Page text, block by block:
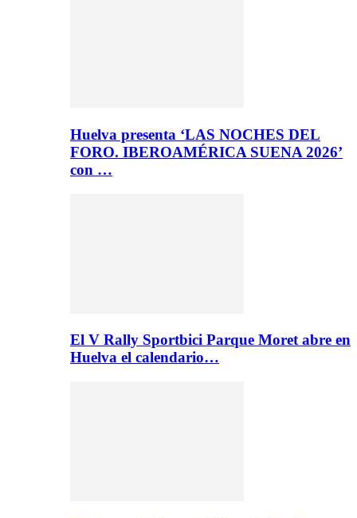
Huelva presenta ‘LAS NOCHES DEL
FORO. IBEROAMÉRICA SUENA 2026’
con …
El V Rally Sportbici Parque Moret abre en
Huelva el calendario…